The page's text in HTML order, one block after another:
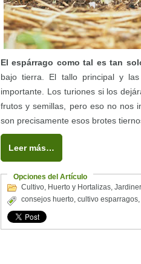
El espárrago como tal es tan
bajo tierra. El tallo principal y
importante. Los turiones si los
frutos y semillas, pero eso no nos
son precisamente esos brotes
Leer más…
Opciones del Artículo
Cultivo, Huerto y Hortalizas,
consejos huerto, cultivo esparragos,